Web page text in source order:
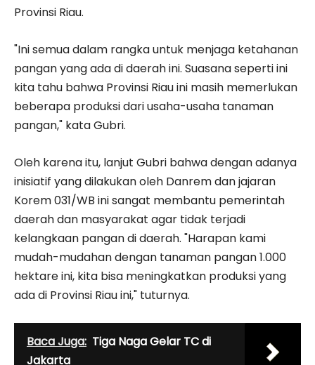
Provinsi Riau.
"Ini semua dalam rangka untuk menjaga ketahanan
pangan yang ada di daerah ini. Suasana seperti ini
kita tahu bahwa Provinsi Riau ini masih memerlukan
beberapa produksi dari usaha-usaha tanaman
pangan," kata Gubri.
Oleh karena itu, lanjut Gubri bahwa dengan adanya
inisiatif yang dilakukan oleh Danrem dan jajaran
Korem 031/WB ini sangat membantu pemerintah
daerah dan masyarakat agar tidak terjadi
kelangkaan pangan di daerah. "Harapan kami
mudah-mudahan dengan tanaman pangan 1.000
hektare ini, kita bisa meningkatkan produksi yang
ada di Provinsi Riau ini," tuturnya.
Baca Juga: Tiga Naga Gelar TC di
Jakarta